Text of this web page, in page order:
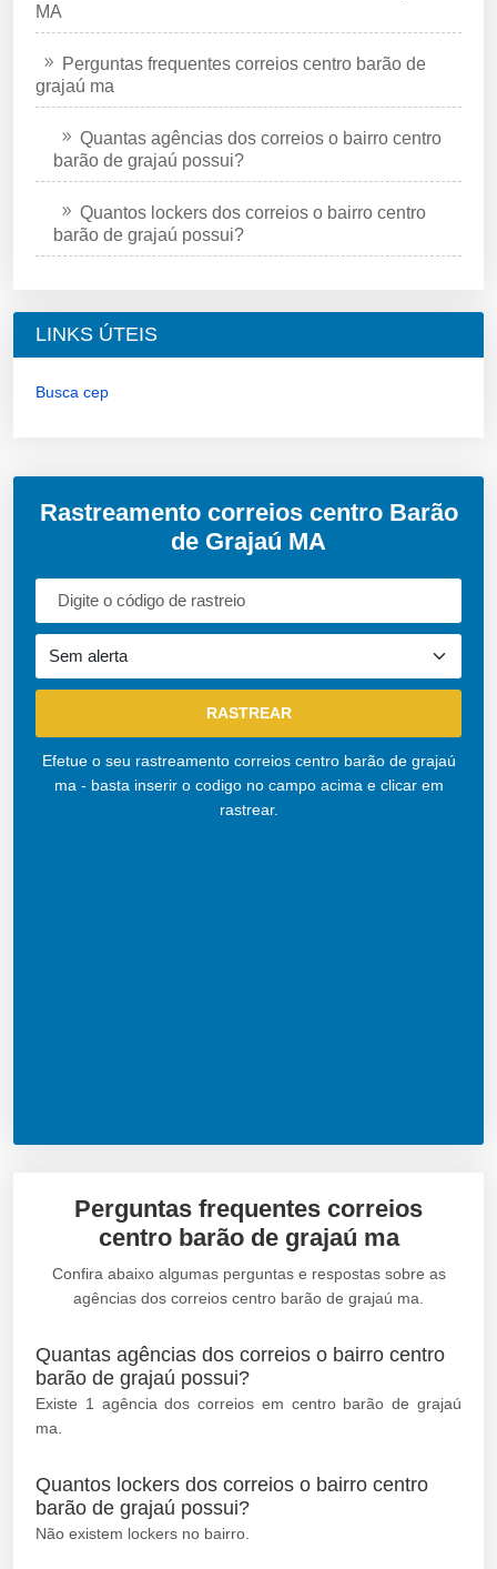
MA
Perguntas frequentes correios centro barão de
grajaú ma
Quantas agências dos correios o bairro centro
barão de grajaú possui?
Quantos lockers dos correios o bairro centro
barão de grajaú possui?
LINKS ÚTEIS
Busca cep
Rastreamento correios centro Barão
de Grajaú MA
Efetue o seu rastreamento correios centro barão de grajaú
ma - basta inserir o codigo no campo acima e clicar em
rastrear.
Perguntas frequentes correios
centro barão de grajaú ma
Confira abaixo algumas perguntas e respostas sobre as
agências dos correios centro barão de grajaú ma.
Quantas agências dos correios o bairro centro
barão de grajaú possui?
Existe 1 agência dos correios em centro barão de grajaú
ma.
Quantos lockers dos correios o bairro centro
barão de grajaú possui?
Não existem lockers no bairro.